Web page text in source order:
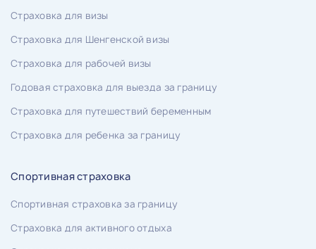
Страховка для визы
Страховка для Шенгенской визы
Страховка для рабочей визы
Годовая страховка для выезда за границу
Страховка для путешествий беременным
Страховка для ребенка за границу
Спортивная страховка
Спортивная страховка за границу
Страховка для активного отдыха